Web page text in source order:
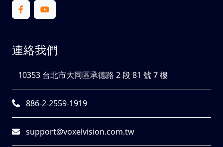
連絡我們
10353 台北市大同區承德路 2 段 81 號 7 樓
886-2-2559-1919
support@voxelvision.com.tw